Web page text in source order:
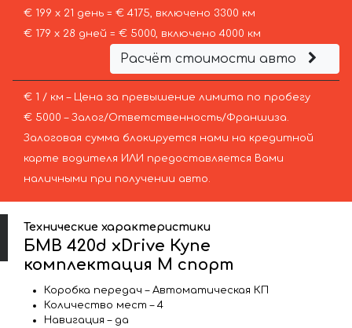
€ 199 х 21 день = € 4175, включено 3300 км
€ 179 х 28 дней = € 5000, включено 4000 км
Расчёт стоимости авто
€ 1 / км – Цена за превышение лимита по пробегу
€ 5000 – Залог/Ответственность/Франшиза.
Залоговая сумма блокируется нами на кредитной
карте водителя ИЛИ предоставляется Вами
наличными при получении авто.
Технические характеристики
БМВ 420d xDrive Купе
комплектация М спорт
Коробка передач – Автоматическая КП
Количество мест – 4
Навигация – да